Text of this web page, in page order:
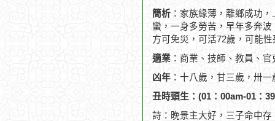
簡析 ：家族緣薄，離鄉成功
蠻，一身多勞苦，早年多奔
方可免災，可活72歲，可能
適業 ：商業、技師、教員、
凶年 ：十八歲，甘三歲，卅
丑時頭生：(01：00am-01：
詩：晚景主大好，三子命中